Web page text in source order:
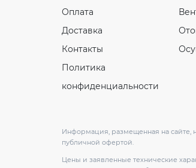
Оплата
Доставка
Контакты
Политика
конфиденциальности
Информация, размещенная на сайте,
публичной офертой.
Цены и заявленные технические